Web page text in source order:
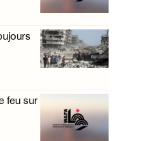
de ...
des terres ...
depuis le dé ...
feu sur